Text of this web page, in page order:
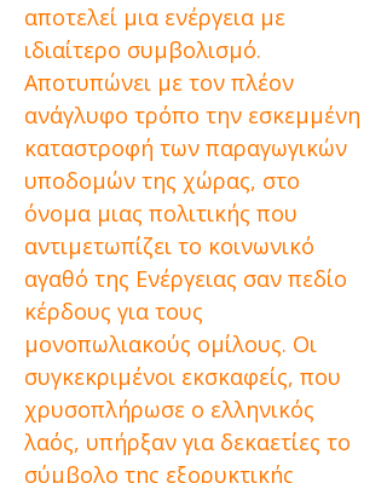
αποτελεί μια ενέργεια με
ιδιαίτερο συμβολισμό.
Αποτυπώνει με τον πλέον
ανάγλυφο τρόπο την εσκεμμένη
καταστροφή των παραγωγικών
υποδομών της χώρας, στο
όνομα μιας πολιτικής που
αντιμετωπίζει το κοινωνικό
αγαθό της Ενέργειας σαν πεδίο
κέρδους για τους
μονοπωλιακούς ομίλους. Οι
συγκεκριμένοι εκσκαφείς, που
χρυσοπλήρωσε ο ελληνικός
λαός, υπήρξαν για δεκαετίες το
σύμβολο της εξορυκτικής